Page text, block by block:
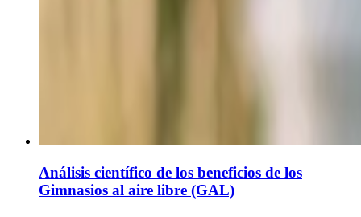
Análisis científico de los beneficios de los
Gimnasios al aire libre (GAL)